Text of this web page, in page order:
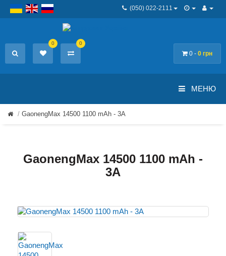
(050) 022-2111
0 - 0 грн
0 0
МЕНЮ
GaonengMax 14500 1100 mAh - 3А
GaonengMax 14500 1100 mAh -
3А